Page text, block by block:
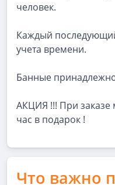
человек.
Каждый
учета времени.
Банные
АКЦИЯ !!! При
час в подарок !
Что важно